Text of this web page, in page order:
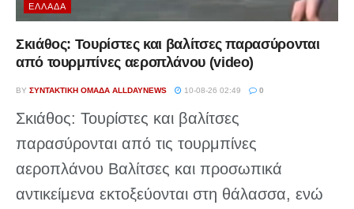
ΕΛΛΆΔΑ
Σκιάθος: Τουρίστες και βαλίτσες παρασύρονται
από τουρμπίνες αεροπλάνου (video)
BY ΣΥΝΤΑΚΤΙΚΉ ΟΜΆΔΑ ALLDAYNEWS 10-08-26 02:49 0
Σκιάθος: Τουρίστες και βαλίτσες
παρασύρονται από τις τουρμπίνες
αεροπλάνου Βαλίτσες και προσωπικά
αντικείμενα εκτοξεύονται στη θάλασσα, ενώ